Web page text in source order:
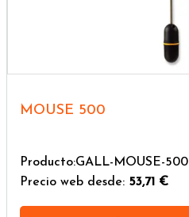
MOUSE 500
Producto:GALL-MOUSE-500
Precio web desde: 53,71 €